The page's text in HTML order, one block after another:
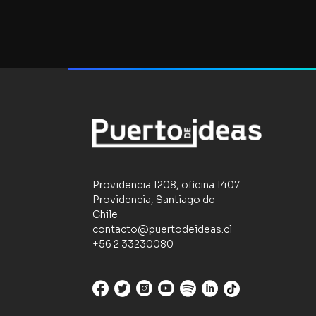
Providencia 1208, oficina 1407
Providencia, Santiago de
Chile
contacto@puertodeideas.cl
+56 2 33230080